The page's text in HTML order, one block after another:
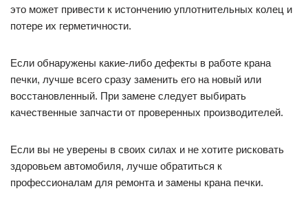
это может привести к истончению уплотнительных колец и
потере их герметичности.
Если обнаружены какие-либо дефекты в работе крана
печки, лучше всего сразу заменить его на новый или
восстановленный. При замене следует выбирать
качественные запчасти от проверенных производителей.
Если вы не уверены в своих силах и не хотите рисковать
здоровьем автомобиля, лучше обратиться к
профессионалам для ремонта и замены крана печки.